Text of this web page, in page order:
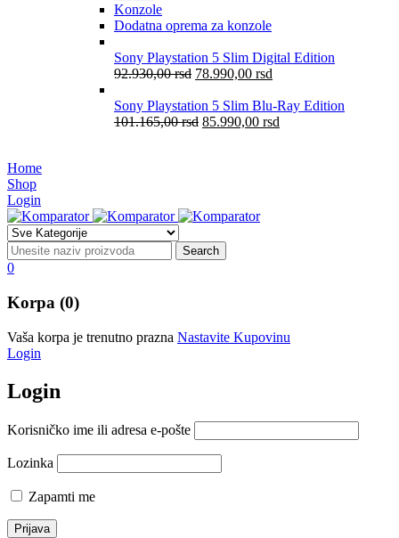
Konzole
Dodatna oprema za konzole
Sony Playstation 5 Slim Digital Edition
92.930,00rsd 78.990,00 rsd
Sony Playstation 5 Slim Blu-Ray Edition
101.165,00rsd 85.990,00 rsd
Home
Shop
Login
0
Korpa (0)
Vaša korpa je trenutno prazna Nastavite Kupovinu
Login
Login
Korisničko ime ili adresa e-pošte
Lozinka
Zapamti me